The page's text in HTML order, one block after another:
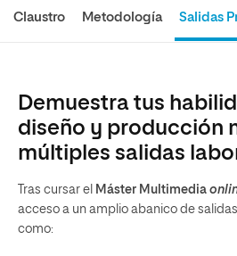
Claustro Metodología Salidas
Demuestra tus
diseño y producción
múltiples salidas
Tras cursar el Máster Multimedia
acceso a un amplio abanico de
como: